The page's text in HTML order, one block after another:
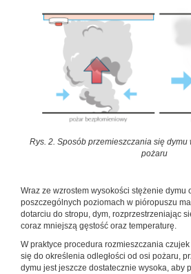
Rys. 2. Sposób przemieszczania się
pożaru
Wraz ze wzrostem wysokości stężenie dymu
poszczególnych poziomach w pióropuszu
dotarciu do stropu, dym, rozprzestrzeniając
coraz mniejszą gęstość oraz temperaturę.
W praktyce procedura rozmieszczania
się do określenia odległości od osi pożaru,
dymu jest jeszcze dostatecznie wysoka, aby